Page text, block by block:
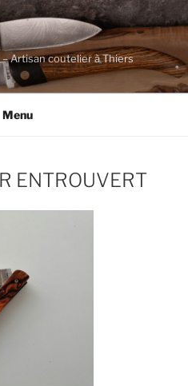
Artisan coutelier à Thiers
Menu
ENTROUVERT